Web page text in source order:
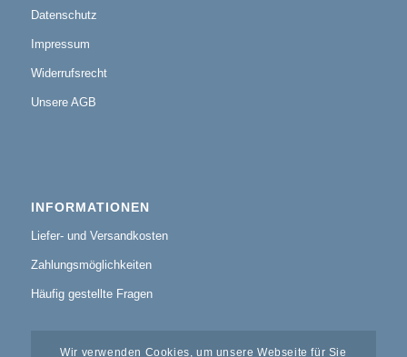
Datenschutz
Impressum
Widerrufsrecht
Unsere AGB
INFORMATIONEN
Liefer- und Versandkosten
Zahlungsmöglichkeiten
Häufig gestellte Fragen
Wir verwenden Cookies, um unsere Webseite für Sie